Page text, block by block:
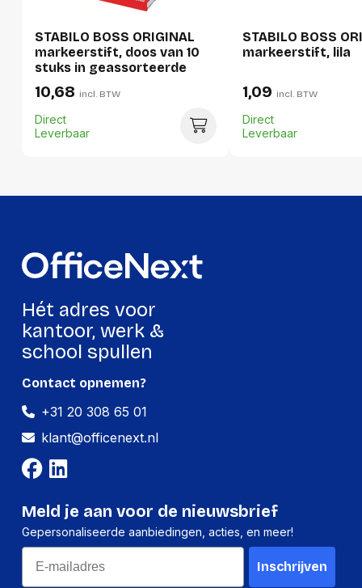
Per stuk
Hoeveelheid:
Breedte:
26 millimeter
Per doos
Breedte:
Hoogte:
Lengte:
Gewicht:
STABILO BOSS ORIGINAL
markeerstift, doos van 10
stuks in geassorteerde
kleuren
10,68 incl. BTW
Direct
Leverbaar
STABILO BOSS
markeerstift, lila
1,09 incl. BTW
Direct
Leverbaar
Hét adres voor
kantoor, werk &
school spullen
Contact opnemen?
+31 20 308 65 01
klant@officenext.nl
Meld je aan voor de nieuwsbrief
Gepersonaliseerde aanbiedingen, acties, en meer!
Email
Inschrijven